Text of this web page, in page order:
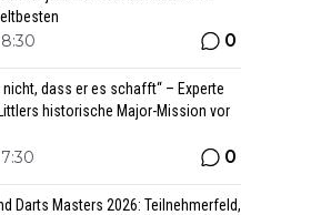
0
nicht, dass er es schafft“ – Experte
historische Major-Mission vor
0
Darts Masters 2026: Teilnehmerfeld,